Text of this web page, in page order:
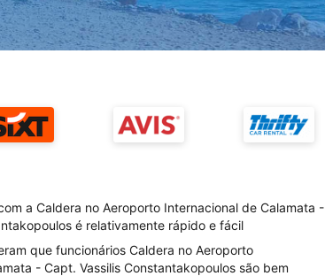
a Caldera no Aeroporto Internacional de Calamata -
é relativamente rápido e fácil
que funcionários Caldera no Aeroporto
- Capt. Vassilis Constantakopoulos são bem